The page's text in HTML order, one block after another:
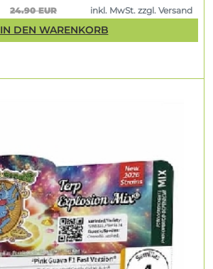
24.90 EUR inkl. MwSt. zzgl. Versand
IN DEN WARENKORB